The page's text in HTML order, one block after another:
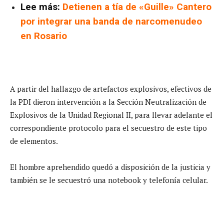
Lee más: Detienen a tía de «Guille» Cantero
por integrar una banda de narcomenudeo
en Rosario
A partir del hallazgo de artefactos explosivos, efectivos de
la PDI dieron intervención a la Sección Neutralización de
Explosivos de la Unidad Regional II, para llevar adelante el
correspondiente protocolo para el secuestro de este tipo
de elementos.
El hombre aprehendido quedó a disposición de la justicia y
también se le secuestró una notebook y telefonía celular.